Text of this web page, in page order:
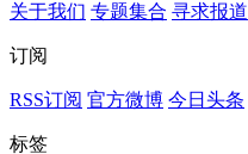
关于我们 专题集合 寻求报道
订阅
RSS订阅 官方微博 今日头条
标签